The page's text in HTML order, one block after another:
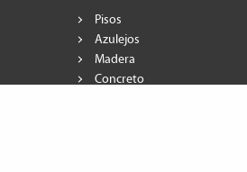
Pisos
Azulejos
Madera
Concreto